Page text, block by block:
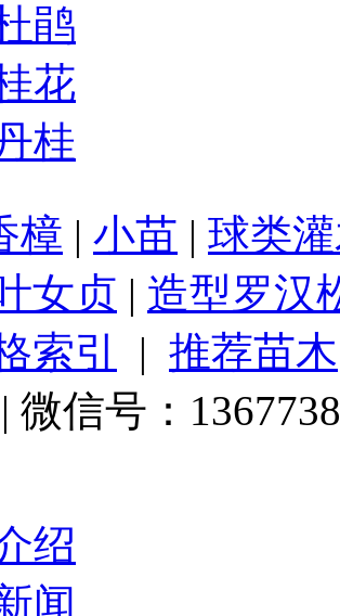
鹃
花
桂
樟 | 小苗 | 球类
女贞 | 造型罗汉
索引
| 推荐苗木
| 微信号：
绍
闻